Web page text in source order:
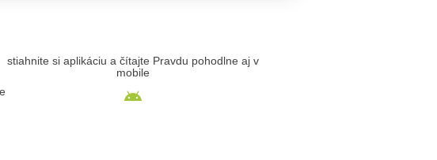
stiahnite si aplikáciu a čítajte Pravdu pohodlne aj v
mobile